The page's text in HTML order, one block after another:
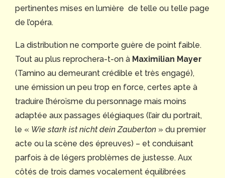
pertinentes mises en lumière de telle ou telle page
de l’opéra.
La distribution ne comporte guère de point faible.
Tout au plus reprochera-t-on à Maximilian Mayer
(Tamino au demeurant crédible et très engagé),
une émission un peu trop en force, certes apte à
traduire l’héroïsme du personnage mais moins
adaptée aux passages élégiaques (l’air du portrait,
le « Wie stark ist nicht dein Zauberton » du premier
acte ou la scène des épreuves) – et conduisant
parfois à de légers problèmes de justesse. Aux
côtés de trois dames vocalement équilibrées